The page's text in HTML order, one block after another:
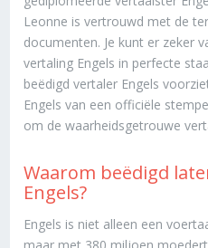
Leonne is vertrouwd met de
documenten. Je kunt er zeker
vertaling Engels in perfecte
beëdigd vertaler Engels
Engels van een officiële
om de waarheidsgetrouwe
Waarom beëdigd
Engels?
Engels is niet alleen een